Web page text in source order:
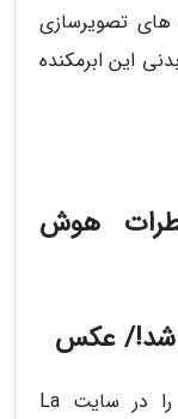
های تصویرسازی
این ابرمکنده
هوش
شد!/ عکس
پژوهشگران سال ها پیش سه فسیل را در سایت La